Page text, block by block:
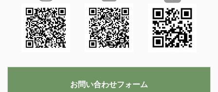
お問い合わせフォーム